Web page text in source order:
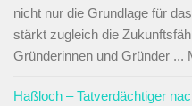
nicht nur die Grundlage für
stärkt zugleich die
Gründerinnen und Gründer ...
Haßloch – Tatverdächtiger